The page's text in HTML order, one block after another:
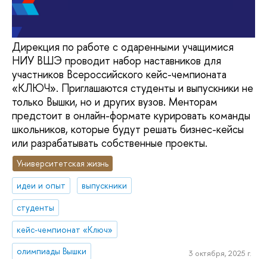
Дирекция по работе с одаренными учащимися
НИУ ВШЭ проводит набор наставников для
участников Всероссийского кейс-чемпионата
«КЛЮЧ». Приглашаются студенты и выпускники не
только Вышки, но и других вузов. Менторам
предстоит в онлайн-формате курировать команды
школьников, которые будут решать бизнес-кейсы
или разрабатывать собственные проекты.
Университетская жизнь
идеи и опыт
выпускники
студенты
кейс-чемпионат «Ключ»
олимпиады Вышки
3 октября, 2025 г.